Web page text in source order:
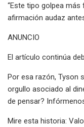
“Este tipo golpea más
afirmación audaz
ANUNCIO
El artículo continúa
Por esa razón, Tyson
orgullo asociado al
de pensar?
Mire esta historia: